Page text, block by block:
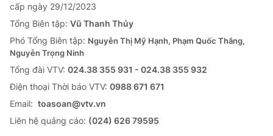
cấp ngày 29/12/2023
Tổng Biên tập: Vũ Thanh Thủy
Phó Tổng Biên tập: Nguyễn Thị Mỹ Hạnh, Phạm Quốc Thắng,
Nguyễn Trọng Ninh
Tổng đài VTV: 024.38 355 931 - 024.38 355 932
Ðiện thoại Thời báo VTV: 0988 671 671
Email: toasoan@vtv.vn
Liên hệ quảng cáo: (024) 626 79595